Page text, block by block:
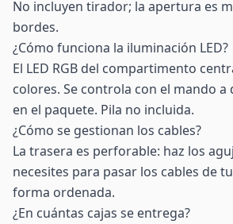
No incluyen tirador; la apertura es
bordes.
¿Cómo funciona la iluminación LED?
El LED RGB del compartimento
colores. Se controla con el mando
en el paquete. Pila no incluida.
¿Cómo se gestionan los cables?
La trasera es perforable: haz los
necesites para pasar los cables de
forma ordenada.
¿En cuántas cajas se entrega?